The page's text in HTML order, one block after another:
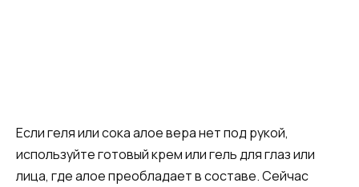
Если геля или сока алое вера нет под рукой,
используйте готовый крем или гель для глаз или
лица, где алое преобладает в составе. Сейчас